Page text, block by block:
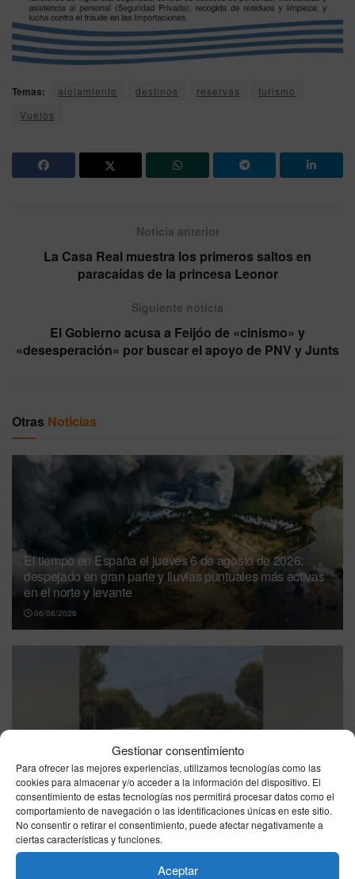
Gestionar consentimiento
Para ofrecer las mejores experiencias, utilizamos tecnologías como las
cookies para almacenar y/o acceder a la información del dispositivo. El
consentimiento de estas tecnologías nos permitirá procesar datos como el
comportamiento de navegación o las identificaciones únicas en este sitio.
No consentir o retirar el consentimiento, puede afectar negativamente a
ciertas características y funciones.
Aceptar
Temas: alojamiento destinos reservas
turismo
Vuelos
Noticia anterior
La Casa Real muestra los primeros saltos en
paracaídas de la princesa Leonor
Siguiente noticia
El Gobierno acusa a Feijóo de «cinismo» y
«desesperación» por buscar el apoyo de PNV y Junts
Otras Noticias
El tiempo en España el jueves 6 de agosto de 2026:
despejado en gran parte y lluvias puntuales más activas
en el norte y levante
06/08/2026
Multan a una pareja por mantener relaciones sexuales
mientras conducía por la A-7 en Marbella
05/08/2026
Jorge Rey y la AEMET apuntan a otro episodio